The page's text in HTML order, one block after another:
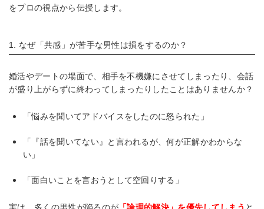
をプロの視点から伝授します。
1. なぜ「共感」が苦手な男性は損をするのか？
婚活やデートの場面で、相手を不機嫌にさせてしまったり、会話
が盛り上がらずに終わってしまったりしたことはありませんか？
「悩みを聞いてアドバイスをしたのに怒られた」
「『話を聞いてない』と言われるが、何が正解かわからな
い」
「面白いことを言おうとして空回りする」